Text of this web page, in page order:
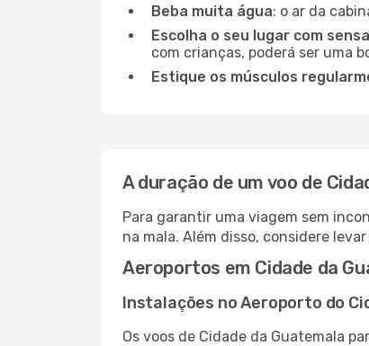
Beba muita água: o ar da
Escolha o seu lugar com
com crianças, poderá ser uma
Estique os músculos
A duração de um voo de
Para garantir uma viagem sem
na mala. Além disso, considere
Aeroportos em Cidade da
Instalações no Aeroporto do
Os voos de Cidade da Guatemala